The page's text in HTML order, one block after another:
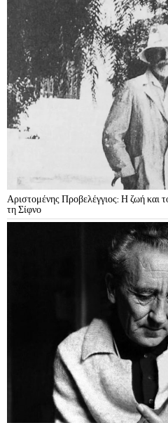
Αριστομένης Προβελέγγιος: Η ζωή και
τη Σίφνο